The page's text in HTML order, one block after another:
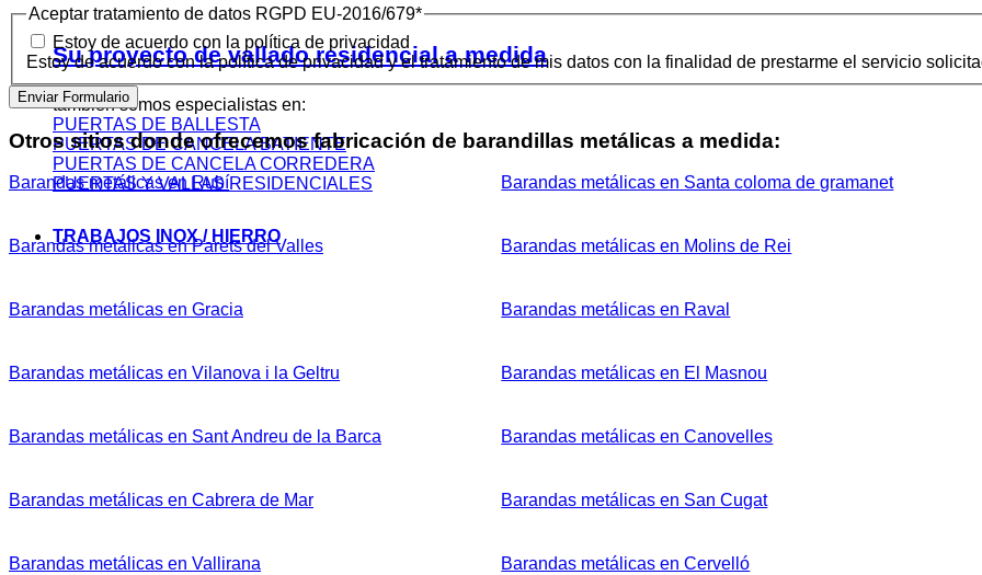
Su proyecto de vallado residencial a medida
también somos especialistas en:
PUERTAS DE BALLESTA
PUERTAS DE CANCELA BATIENTE
PUERTAS DE CANCELA CORREDERA
PUERTAS Y VALLAS RESIDENCIALES
TRABAJOS INOX / HIERRO
Aceptar tratamiento de datos RGPD EU-2016/679*
Estoy de acuerdo con la política de privacidad
Estoy de acuerdo con la política de privacidad y el tratamiento de mis datos con la finalidad de prestarme el servicio
Otros sitios donde ofrecemosfabricación de barandillas metálicas a medida:
Barandas metálicas en Rubí Barandas metálicas en Santa coloma de gramanet
Barandas metálicas en Parets del Valles Barandas metálicas en Molins de Rei
Barandas metálicas en Gracia Barandas metálicas en Raval
Barandas metálicas en Vilanova i la Geltru Barandas metálicas en El Masnou
Barandas metálicas en Sant Andreu de la Barca Barandas metálicas en Canovelles
Barandas metálicas en Cabrera de Mar Barandas metálicas en San Cugat
Barandas metálicas en Vallirana Barandas metálicas en Cervelló